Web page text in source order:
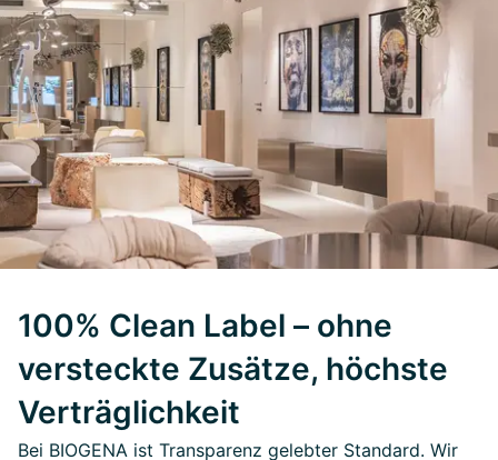
100% Clean Label – ohne
versteckte Zusätze, höchste
Verträglichkeit
Bei BIOGENA ist Transparenz gelebter Standard. Wir